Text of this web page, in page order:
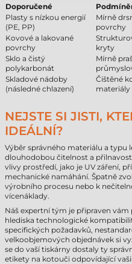
Doporučené
Plasty s nízkou energií
(PE, PP)
Mírně
povrchy
Kovové a lakované
povrchy
kryty
Sklo a čistý
polykarbonát
Mírně
Skladové nádoby
(následné chlazení)
Čištěné
materiály
NEJSTE SI JISTI,
IDEÁLNÍ?
Výběr správného materiálu a typu
dlouhodobou čitelnost a
vlivy prostředí, jako je UV záření,
mechanické namáhání. Špatně
výrobního procesu nebo k
vícenáklady.
Náš expertní tým je připraven
hlediska technologické
specifických požadavků,
velkoobjemových objednávek si
se do vaší tiskárny dostaly ty
etikety na kotouči odpovídající